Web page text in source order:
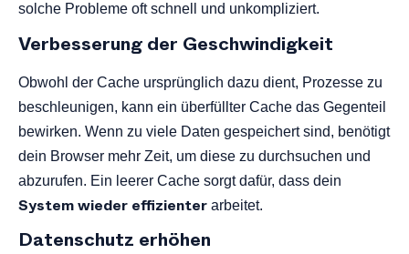
solche Probleme oft schnell und unkompliziert.
Verbesserung der Geschwindigkeit
Obwohl der Cache ursprünglich dazu dient, Prozesse zu
beschleunigen, kann ein überfüllter Cache das Gegenteil
bewirken. Wenn zu viele Daten gespeichert sind, benötigt
dein Browser mehr Zeit, um diese zu durchsuchen und
abzurufen. Ein leerer Cache sorgt dafür, dass dein
System wieder effizienter arbeitet.
Datenschutz erhöhen